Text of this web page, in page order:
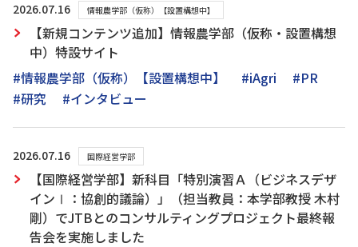
2026.07.16 情報農学部（仮称）【設置構想中】
【新規コンテンツ追加】情報農学部（仮称・設置構想
中）特設サイト
#情報農学部（仮称）【設置構想中】
#iAgri
#PR
#研究
#インタビュー
2026.07.16 国際経営学部
【国際経営学部】新科目「特別演習Ａ（ビジネスデザ
インⅠ：協創的議論）」（担当教員：本学部教授 木村
剛）でJTBとのコンサルティングプロジェクト最終報
告会を実施しました